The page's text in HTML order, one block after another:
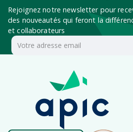
Rejoignez notre newsletter pour
des nouveautés qui feront la
et collaborateurs